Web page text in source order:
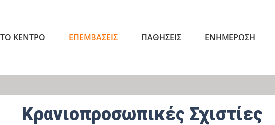
ΤΟ ΚΕΝΤΡΟ ΕΠΕΜΒΑΣΕΙΣ ΠΑΘΗΣΕΙΣ ΕΝΗΜΕΡΩΣΗ
Κρανιοπροσωπικές Σχιστίες